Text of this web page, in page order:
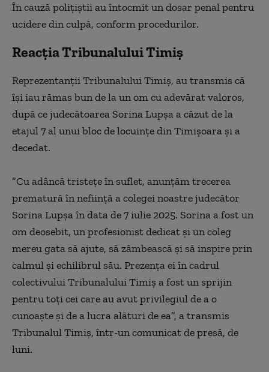
În cauză poliţiştii au întocmit un dosar penal pentru
ucidere din culpă, conform procedurilor.
Reacția Tribunalului Timiş
Reprezentanţii Tribunalului Timiş, au transmis că
îşi iau rămas bun de la un om cu adevărat valoros,
după ce judecătoarea Sorina Lupşa a căzut de la
etajul 7 al unui bloc de locuinţe din Timişoara şi a
decedat.
”Cu adâncă tristeţe în suflet, anunţăm trecerea
prematură în nefiinţă a colegei noastre judecător
Sorina Lupşa în data de 7 iulie 2025. Sorina a fost un
om deosebit, un profesionist dedicat şi un coleg
mereu gata să ajute, să zâmbească şi să inspire prin
calmul şi echilibrul său. Prezenţa ei în cadrul
colectivului Tribunalului Timiş a fost un sprijin
pentru toţi cei care au avut privilegiul de a o
cunoaşte şi de a lucra alături de ea”, a transmis
Tribunalul Timiş, într-un comunicat de presă, de
luni.